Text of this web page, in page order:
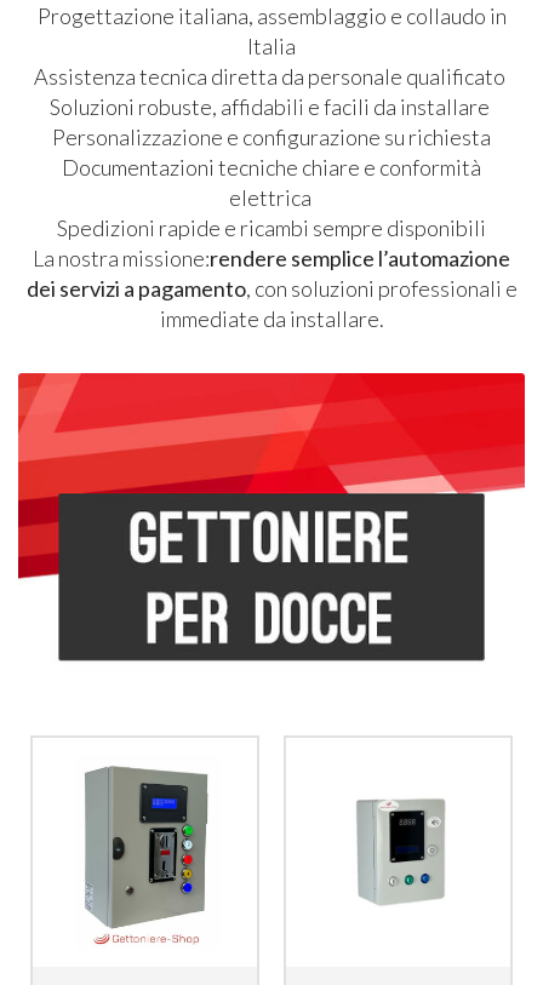
Progettazione italiana, assemblaggio e collaudo in
Italia
Assistenza tecnica diretta da personale qualificato
Soluzioni robuste, affidabili e facili da installare
Personalizzazione e configurazione su richiesta
Documentazioni tecniche chiare e conformità
elettrica
Spedizioni rapide e ricambi sempre disponibili
La nostra missione:rendere semplice l’automazione
dei servizi a pagamento, con soluzioni professionali e
immediate da installare.